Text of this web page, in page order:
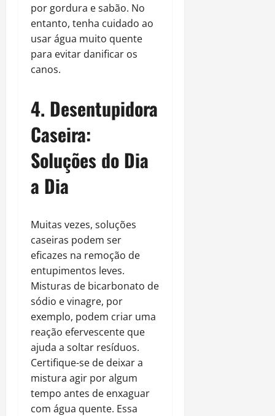
por gordura e sabão. No
entanto, tenha cuidado ao
usar água muito quente
para evitar danificar os
canos.
4. Desentupidora
Caseira:
Soluções do Dia
a Dia
Muitas vezes, soluções
caseiras podem ser
eficazes na remoção de
entupimentos leves.
Misturas de bicarbonato de
sódio e vinagre, por
exemplo, podem criar uma
reação efervescente que
ajuda a soltar resíduos.
Certifique-se de deixar a
mistura agir por algum
tempo antes de enxaguar
com água quente. Essa